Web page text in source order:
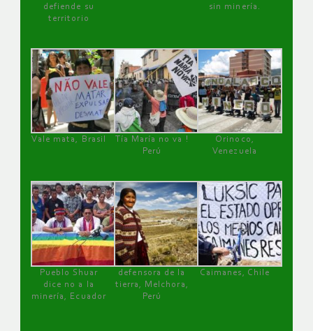
defiende su
territorio
sin minería.
Vale mata, Brasil
Tía María no va !
Perú
Orinoco,
Venezuela
Pueblo Shuar
dice no a la
minería, Ecuador
defensora de la
tierra, Melchora,
Perú
Caimanes, Chile